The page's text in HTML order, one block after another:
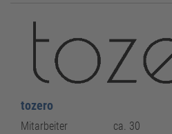
tozero
Mitarbeiter ca. 30